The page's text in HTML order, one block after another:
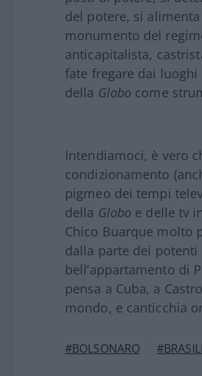
del potere, si
monumento del
anticapitalista,
fate fregare dai
della Globo come
Intendiamoci, è vero
condizionamento
pigmeo dei tempi
della Globo e delle tv
Chico Buarque molto
dalla parte dei
bell’appartamento di
pensa a Cuba, a
mondo, e canticchia
#BOLSONARO